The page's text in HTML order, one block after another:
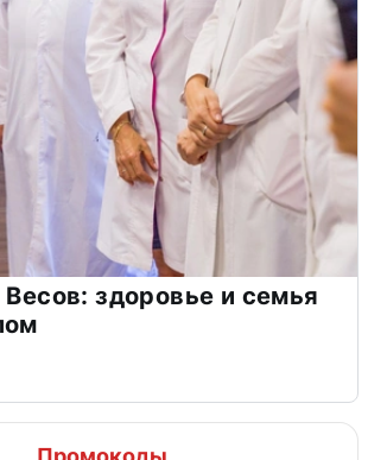
здоровье и семья